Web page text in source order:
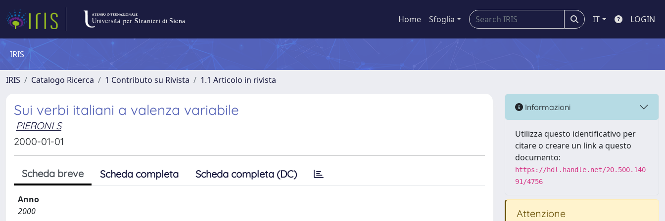
Home Sfoglia IT LOGIN
IRIS
IRIS Catalogo Ricerca 1 Contributo su Rivista 1.1 Articolo in rivista
Sui verbi italiani a valenza variabile
PIERONI S
2000-01-01
Scheda breve Scheda completa Scheda completa (DC)
Anno
2000
Informazioni
Utilizza questo identificativo per
citare o creare un link a questo
documento:
https://hdl.handle.net/20.500.140
91/4756
Attenzione